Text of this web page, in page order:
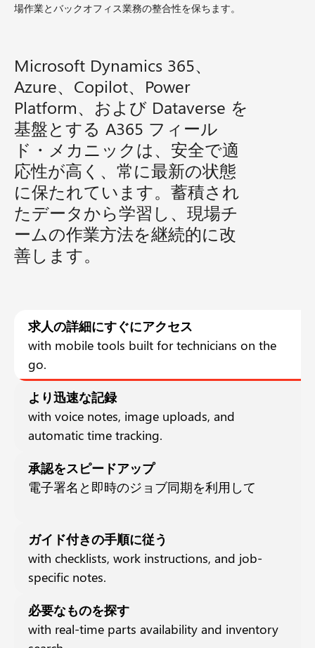
場作業とバックオフィス業務の整合性を保ちます。
Microsoft Dynamics 365、
Azure、Copilot、Power
Platform、および Dataverse を
基盤とする A365 フィール
ド・メカニックは、安全で適
応性が高く、常に最新の状態
に保たれています。蓄積され
たデータから学習し、現場チ
ームの作業方法を継続的に改
善します。
求人の詳細にすぐにアクセス
with mobile tools built for technicians on the
go.
より迅速な記録
with voice notes, image uploads, and
automatic time tracking.
承認をスピードアップ
電子署名と即時のジョブ同期を利用して
ガイド付きの手順に従う
with checklists, work instructions, and job-
specific notes.
必要なものを探す
with real-time parts availability and inventory